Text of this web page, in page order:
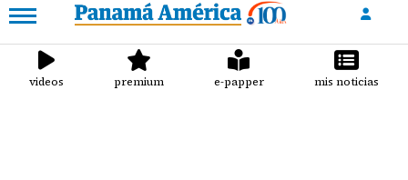
videos premium e-papper mis noticias